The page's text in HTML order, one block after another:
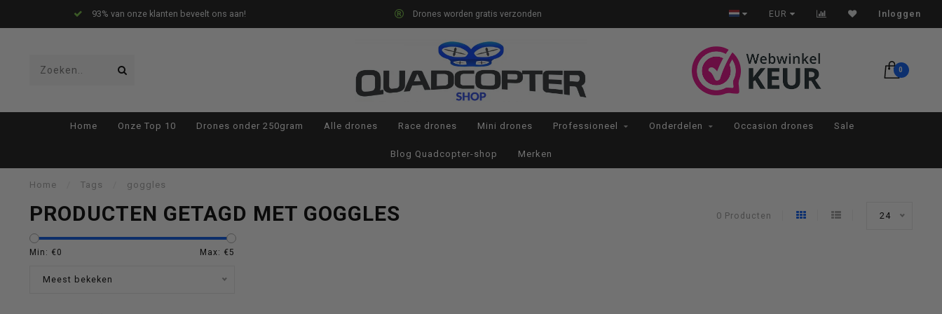
93% van onze klanten beveelt ons aan! Drones worden gratis verzonden Op werkdagen voor 22:00 besteld, morgen in huis*
EUR Inloggen
pijltjes
0
Home Onze Top 10 Drones onder 250gram Alle drones Race drones Mini drones Professioneel Onderdelen Occasion drones Sale
Blog Quadcopter-shop Merken
Home Tags goggles
PRODUCTEN GETAGD MET GOGGLES 0 Producten 24
Min: €0 Max: €5
Meest bekeken